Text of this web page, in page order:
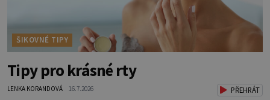
ŠIKOVNÉ TIPY
Tipy pro krásné rty
LENKA KORANDOVÁ 16.7.2026 PŘEHRÁT